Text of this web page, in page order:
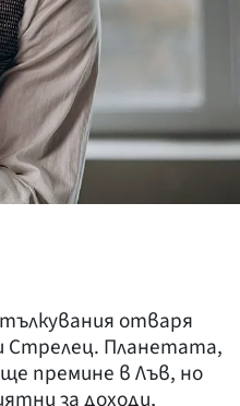
отваря
и Стрелец. Планетата,
премине в Лъв, но
за доходи,